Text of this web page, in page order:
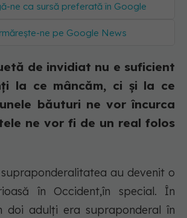
ne ca sursă preferată în Google
ne pe Google News
de invidiat nu e suficient
la ce mâncăm, ci și la ce
băuturi ne vor încurca
ne vor fi de un real folos
au devenit o
în Occident,în special. În
doi adulți era supraponderal în